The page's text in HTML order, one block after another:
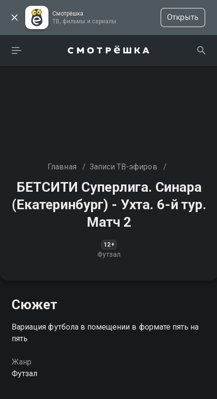
Смотрёшка
ТВ, фильмы и сериалы
Открыть
Главная / Записи ТВ-эфиров /
БЕТСИТИ Суперлига. Синара
(Екатеринбург) - Ухта. 6-й тур.
Матч 2
12+
Футзал
Сюжет
Вариация футбола в помещении в формате пять на
пять
Жанр
Футзал